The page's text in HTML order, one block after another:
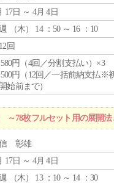
17日 ～ 4月 4日
（木） 14 ：50 ～ 16 ：10
回
円（4回／分割支払い）×3
円（12回／一括前納支払※
始前まで）
78枚フルセット用の展開法
彰雄
17日 ～ 4月 4日
（木） 13 ：10 ～ 14 ：30